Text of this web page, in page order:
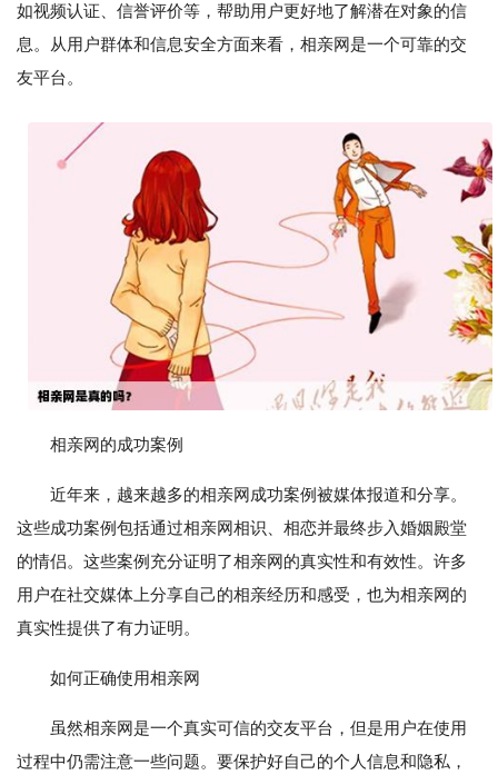
如视频认证、信誉评价等，帮助用户更好地了解潜在对象的信
息。从用户群体和信息安全方面来看，相亲网是一个可靠的交
友平台。
相亲网的成功案例
近年来，越来越多的相亲网成功案例被媒体报道和分享。
这些成功案例包括通过相亲网相识、相恋并最终步入婚姻殿堂
的情侣。这些案例充分证明了相亲网的真实性和有效性。许多
用户在社交媒体上分享自己的相亲经历和感受，也为相亲网的
真实性提供了有力证明。
如何正确使用相亲网
虽然相亲网是一个真实可信的交友平台，但是用户在使用
过程中仍需注意一些问题。要保护好自己的个人信息和隐私，